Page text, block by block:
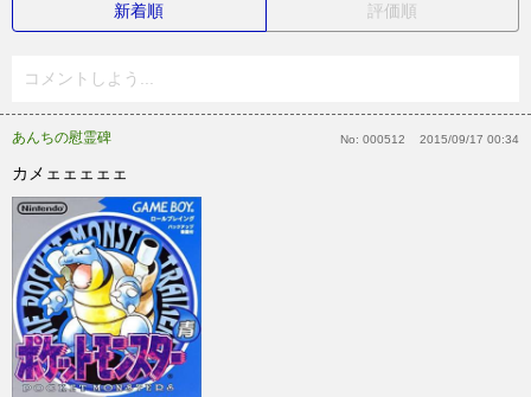
新着順 評価順
コメントしよう...
あんちの慰霊碑 No: 000512 2015/09/17 00:34
カメェェェェェ